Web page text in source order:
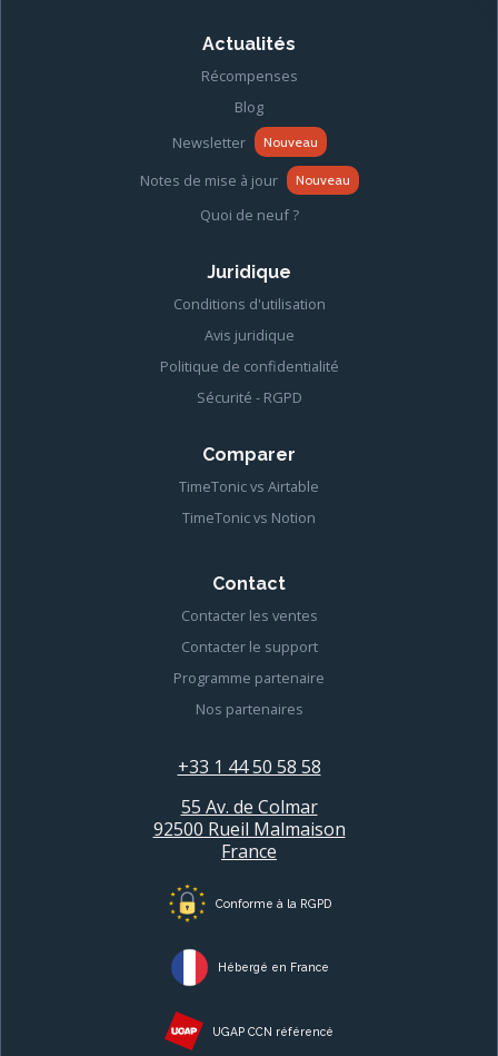
Actualités
Récompenses
Blog
Newsletter
Nouveau
Notes de mise à jour Nouveau
Quoi de neuf ?
Juridique
Conditions d'utilisation
Avis juridique
Politique de confidentialité
Sécurité - RGPD
Comparer
TimeTonic vs Airtable
TimeTonic vs Notion
Contact
Contacter les ventes
Contacter le support
Programme partenaire
Nos partenaires
+33 1 44 50 58 58
55 Av. de Colmar
92500 Rueil Malmaison
France
Conforme à la RGPD
Hébergé en France
UGAP CCN référencé